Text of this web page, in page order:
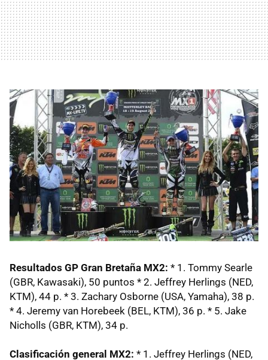
Resultados GP Gran Bretaña MX2: * 1. Tommy Searle
(GBR, Kawasaki), 50 puntos * 2. Jeffrey Herlings (NED,
KTM), 44 p. * 3. Zachary Osborne (USA, Yamaha), 38 p.
* 4. Jeremy van Horebeek (BEL, KTM), 36 p. * 5. Jake
Nicholls (GBR, KTM), 34 p.
Clasificación general MX2: * 1. Jeffrey Herlings (NED,